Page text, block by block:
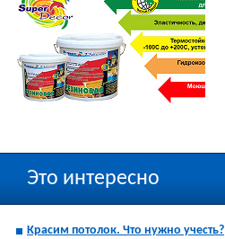
Это интересно
Красим потолок. Что нужно учесть?